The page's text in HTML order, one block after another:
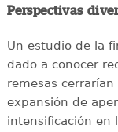
Perspectivas
Un estudio de la
dado a conocer
remesas
expansión de
intensificación en